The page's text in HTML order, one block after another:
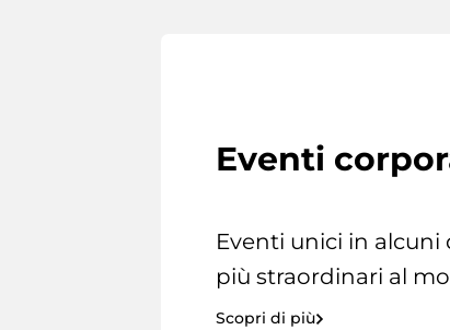
Eventi
Eventi unici in alcuni
più straordinari al
Scopri di più